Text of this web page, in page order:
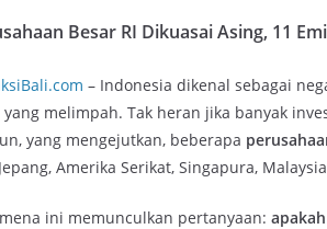
Besar RI Dikuasai Asing, 11
– Indonesia dikenal sebagai
yang melimpah. Tak heran jika banyak
yang mengejutkan, beberapa
Amerika Serikat, Singapura,
ini memunculkan pertanyaan: